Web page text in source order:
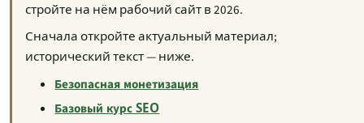
стройте на нём рабочий сайт в 2026.
Сначала откройте актуальный материал;
исторический текст — ниже.
Безопасная монетизация
Базовый курс SEO